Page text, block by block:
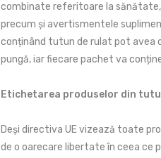
combinate referitoare la
precum și avertismentele
conținând tutun de rulat pot avea
pungă, iar fiecare pachet va
Etichetarea produselor din
Deși directiva UE vizează toate
de o oarecare libertate în ceea ce